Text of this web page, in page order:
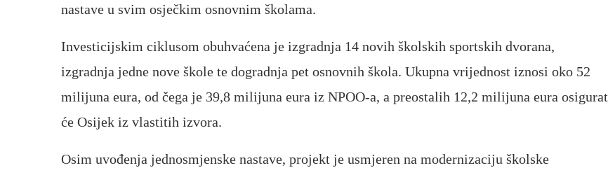
nastave u svim osječkim osnovnim školama.
Investicijskim ciklusom obuhvaćena je izgradnja 14 novih školskih sportskih dvorana,
izgradnja jedne nove škole te dogradnja pet osnovnih škola. Ukupna vrijednost iznosi oko 52
milijuna eura, od čega je 39,8 milijuna eura iz NPOO-a, a preostalih 12,2 milijuna eura osigurat
će Osijek iz vlastitih izvora.
Osim uvođenja jednosmjenske nastave, projekt je usmjeren na modernizaciju školske